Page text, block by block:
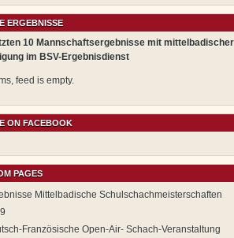
ERGEBNISSE
10 Mannschaftsergebnisse mit mittelbadischer
im BSV-Ergebnisdienst
feed is empty.
ON FACEBOOK
PAGES
Mittelbadische Schulschachmeisterschaften
Französische Open-Air- Schach-Veranstaltung